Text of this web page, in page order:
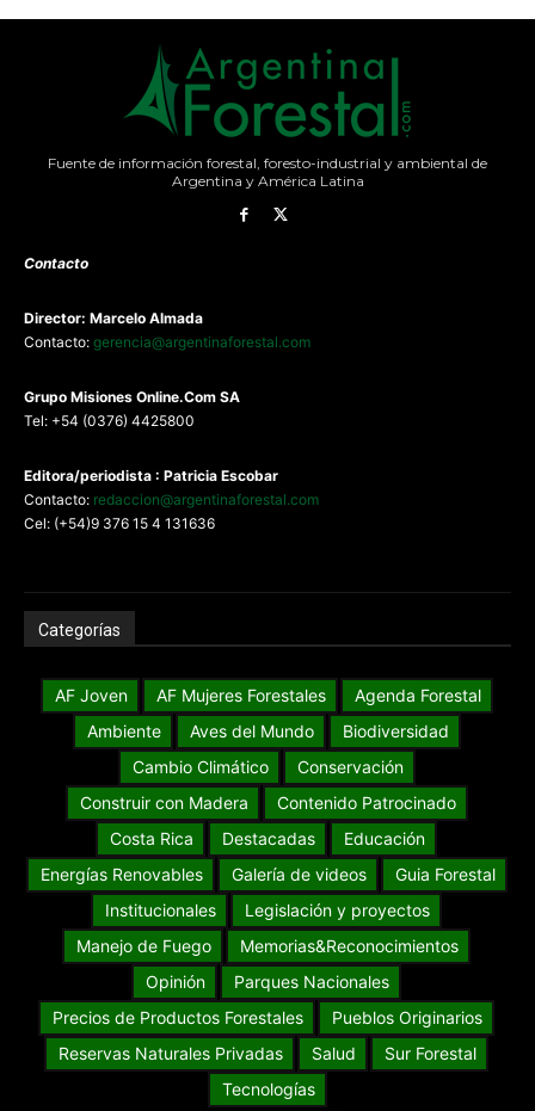
Fuente de información forestal, foresto-industrial y ambiental de
Argentina y América Latina
Contacto
Director: Marcelo Almada
Contacto: gerencia@argentinaforestal.com
Grupo Misiones Online.Com SA
Tel: +54 (0376) 4425800
Editora/periodista : Patricia Escobar
Contacto: redaccion@argentinaforestal.com
Cel: (+54)9 376 15 4 131636
Categorías
AF Joven AF Mujeres Forestales
Agenda Forestal
Ambiente
Aves del Mundo
Biodiversidad
Cambio Climático
Conservación
Construir con Madera
Contenido Patrocinado
Costa Rica
Destacadas
Educación
Energías Renovables
Galería de videos
Guia Forestal
Institucionales
Legislación y proyectos
Manejo de Fuego
Memorias&Reconocimientos
Opinión
Parques Nacionales
Precios de Productos Forestales
Pueblos Originarios
Reservas Naturales Privadas
Salud
Sur Forestal
Tecnologías